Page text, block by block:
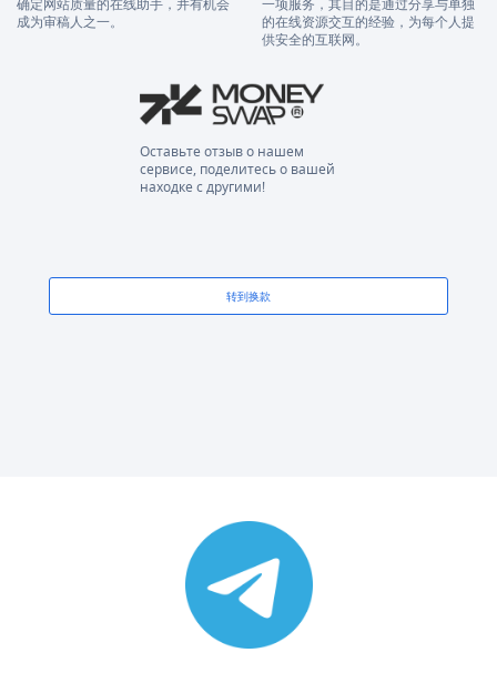
确定网站质量的在线助手，并有机会
成为审稿人之一。
一项服务，其目的是通过分享与单独
的在线资源交互的经验，为每个人提
供安全的互联网。
Оставьте отзыв о нашем
сервисе, поделитесь о вашей
находке с другими!
转到换款